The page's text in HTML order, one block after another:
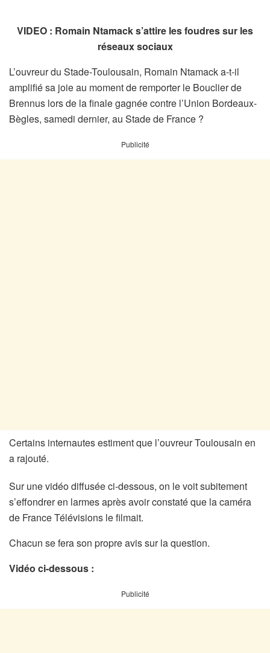
VIDEO : Romain Ntamack s’attire les foudres sur les
réseaux sociaux
L’ouvreur du Stade-Toulousain, Romain Ntamack a-t-il
amplifié sa joie au moment de remporter le Bouclier de
Brennus lors de la finale gagnée contre l’Union Bordeaux-
Bègles, samedi dernier, au Stade de France ?
Publicité
Certains internautes estiment que l’ouvreur Toulousain en
a rajouté.
Sur une vidéo diffusée ci-dessous, on le voit subitement
s’effondrer en larmes après avoir constaté que la caméra
de France Télévisions le filmait.
Chacun se fera son propre avis sur la question.
Vidéo ci-dessous :
Publicité